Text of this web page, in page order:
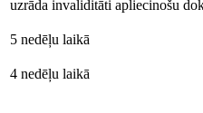
uzrāda invaliditāti apliecinošu
5 nedēļu laikā
4 nedēļu laikā